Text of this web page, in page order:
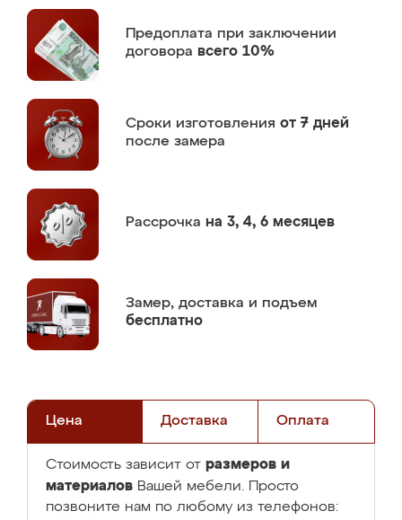
Предоплата при заключении
договора всего 10%
Сроки изготовления от 7 дней
после замера
Рассрочка на 3, 4, 6 месяцев
Замер, доставка и подъем
бесплатно
Цена Доставка Оплата
Стоимость зависит от размеров и
материалов Вашей мебели. Просто
позвоните нам по любому из телефонов: